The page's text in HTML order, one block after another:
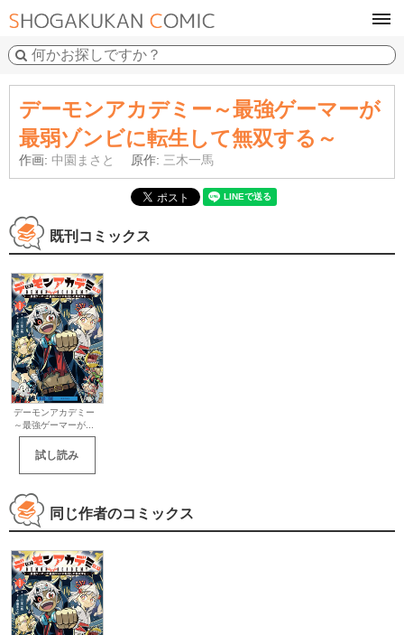
デーモンアカデミー～最強ゲーマーが
最弱ゾンビに転生して無双する～
作画: 中園まさと 原作: 三木一馬
既刊コミックス
デーモンアカデミー
～最強ゲーマーが...
試し読み
同じ作者のコミックス